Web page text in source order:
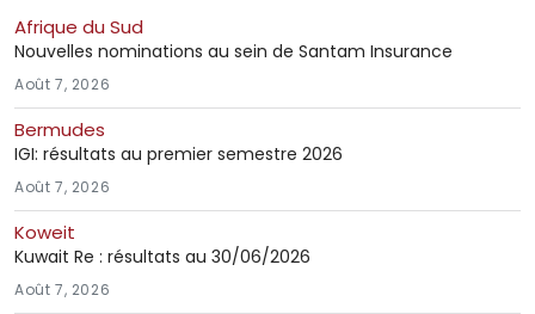
Afrique du Sud
Nouvelles nominations au sein de Santam Insurance
Août 7, 2026
Bermudes
IGI: résultats au premier semestre 2026
Août 7, 2026
Koweit
Kuwait Re : résultats au 30/06/2026
Août 7, 2026